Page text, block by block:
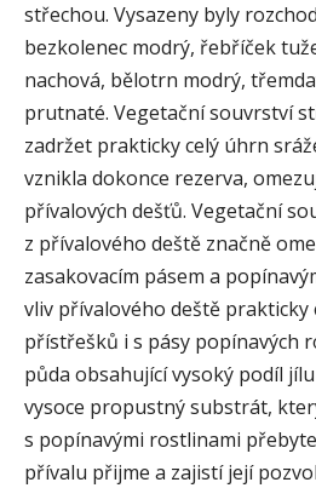
střechou. Vysazeny byly
bezkolenec modrý, řebříček
nachová, bělotrn modrý,
prutnaté. Vegetační souvrství
zadržet prakticky celý úhrn
vznikla dokonce rezerva,
přívalových dešťů. Vegetační
z přívalového deště značně
zasakovacím pásem a
vliv přívalového deště prakticky
přístřešků i s pásy popínavých
půda obsahující vysoký podíl
vysoce propustný substrát,
s popínavými rostlinami
přívalu přijme a zajistí její